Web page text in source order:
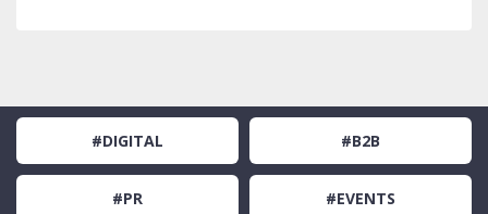
#DIGITAL #B2B
#PR #EVENTS